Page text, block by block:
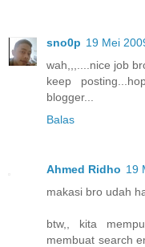
sno0p 19 Mei
wah,,,....nice job
keep
blogger...
Balas
Ahmed Ridho 19
makasi bro udah
btw,, kita
membuat search